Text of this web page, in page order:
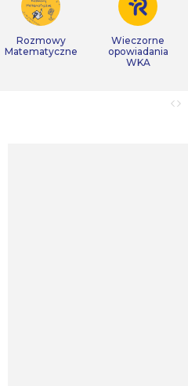
Rozmowy
Matematyczne
Wieczorne
opowiadania
WKA